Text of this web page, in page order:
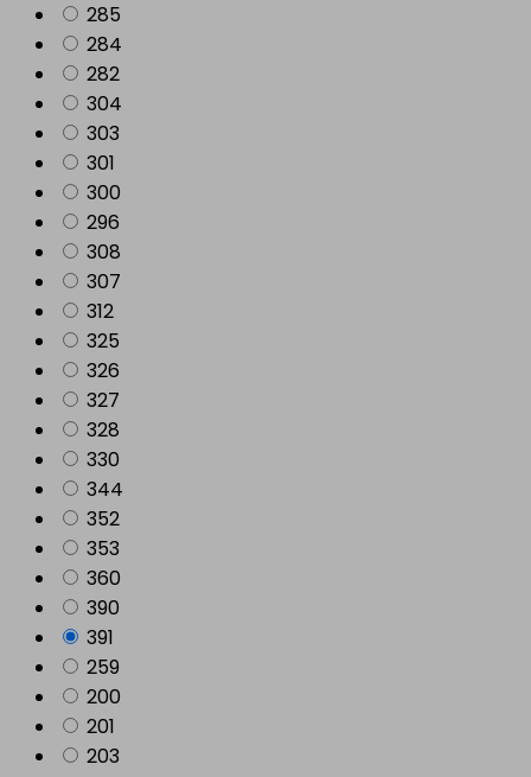
285
284
282
304
303
301
300
296
308
307
312
325
326
327
328
330
344
352
353
360
390
391
259
200
201
203